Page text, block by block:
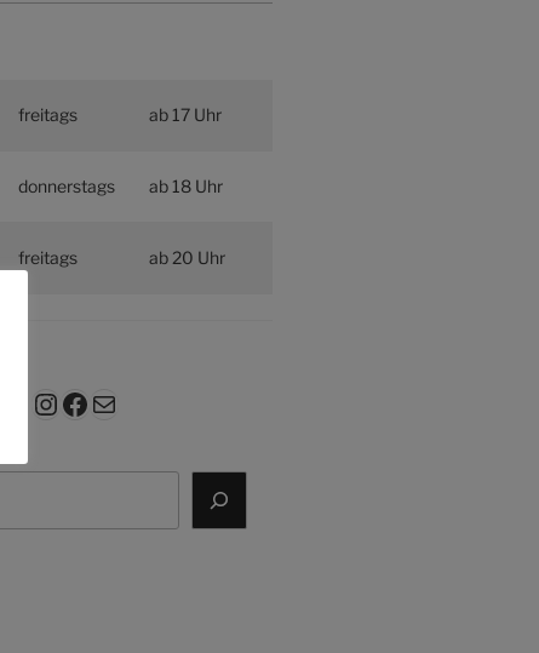
freitags ab 17 Uhr
donnerstags ab 18 Uhr
freitags ab 20 Uhr
Instagram
Facebook
E-Mail